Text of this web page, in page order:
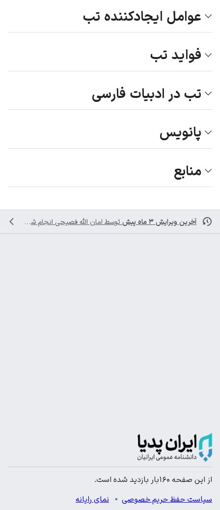
عوامل ایجادکننده تب
فواید تب
تب در ادبیات فارسی
پانویس
منابع
آخرین ویرایش ۳ ماه پیش توسط امان الله فصیحی انجام شده است
از این صفحه ۱۶۰بار بازدید شده است.
سیاست حفظ حریم خصوصی نمای رایانه